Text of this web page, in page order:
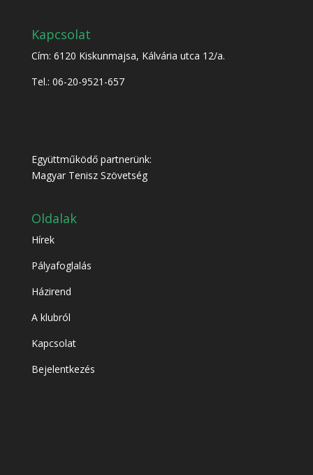
Kapcsolat
Cím: 6120 Kiskunmajsa, Kálvária utca 12/a.
Tel.: 06-20-9521-657
Együttműködő partnerünk:
Magyar Tenisz Szövetség
Oldalak
Hírek
Pályafoglalás
Házirend
A klubról
Kapcsolat
Bejelentkezés